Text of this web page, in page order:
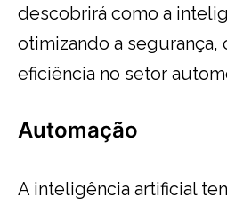
descobrirá como a
otimizando a segurança,
eficiência no setor
Automação
A inteligência artificial